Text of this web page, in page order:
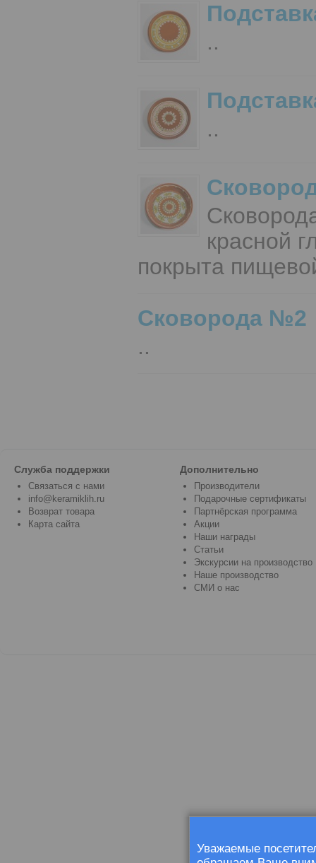
..
..
красной
покрыта
Сковорода №2
..
Служба поддержки
Связаться с нами
info@keramiklih.ru
Возврат товара
Карта сайта
Дополнительно
Производители
Подарочные сертификаты
Партнёрская программа
Акции
Наши награды
Статьи
Экскурсии на производство
Наше производство
СМИ о нас
Уважаемые